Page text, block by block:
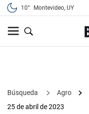
10° Montevideo, UY
Búsqueda Agro
25 de abril de 2023